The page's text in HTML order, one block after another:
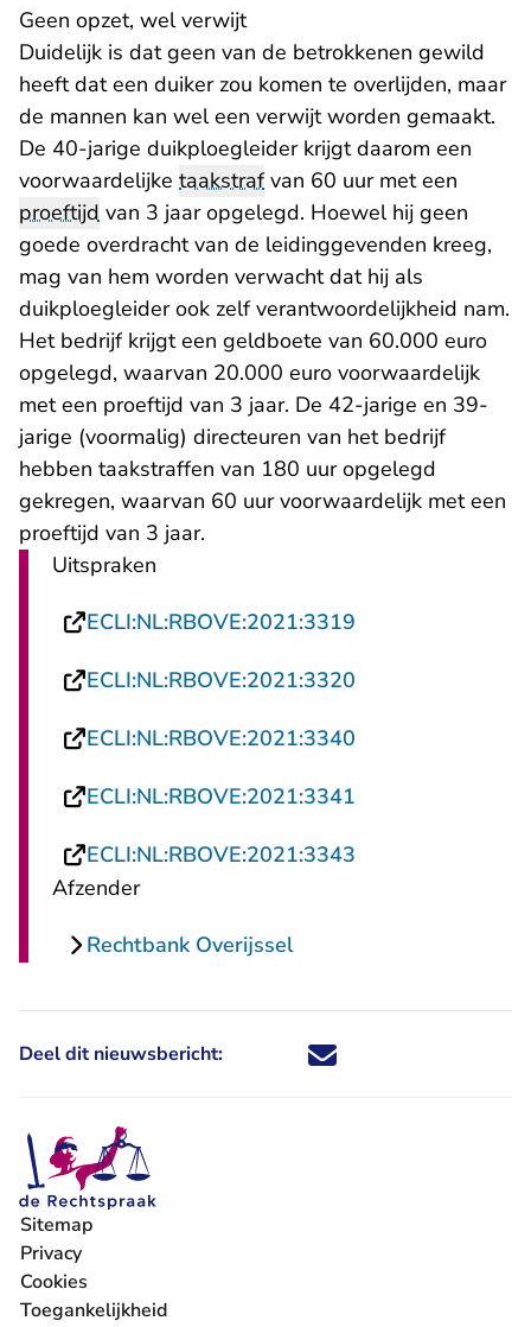
Geen opzet, wel verwijt
Duidelijk is dat geen van de betrokkenen gewild
heeft dat een duiker zou komen te overlijden, maar
de mannen kan wel een verwijt worden gemaakt.
De 40-jarige duikploegleider krijgt daarom een
voorwaardelijke taakstrafvan 60 uur met een
proeftijd van 3 jaar opgelegd. Hoewel hij geen
goede overdracht van de leidinggevenden kreeg,
mag van hem worden verwacht dat hij als
duikploegleider ook zelf verantwoordelijkheid nam.
Het bedrijf krijgt een geldboete van 60.000 euro
opgelegd, waarvan 20.000 euro voorwaardelijk
met een proeftijd van 3 jaar. De 42-jarige en 39-
jarige (voormalig) directeuren van het bedrijf
hebben taakstraffen van 180 uur opgelegd
gekregen, waarvan 60 uur voorwaardelijk met een
proeftijd van 3 jaar.
Uitspraken
ECLI:NL:RBOVE:2021:3319
ECLI:NL:RBOVE:2021:3320
ECLI:NL:RBOVE:2021:3340
ECLI:NL:RBOVE:2021:3341
ECLI:NL:RBOVE:2021:3343
Afzender
Rechtbank Overijssel
Deel dit nieuwsbericht: Deel dit nieuwsbericht via X -
Deel dit nieuwsbericht via
Deel dit nieuwsbericht
Deel dit
Sitemap
Privacy
Cookies
Toegankelijkheid